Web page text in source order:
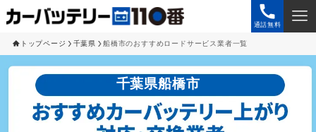
通話無料
トップページ 千葉県 船橋市のおすすめロードサービス業者一覧
千葉県船橋市